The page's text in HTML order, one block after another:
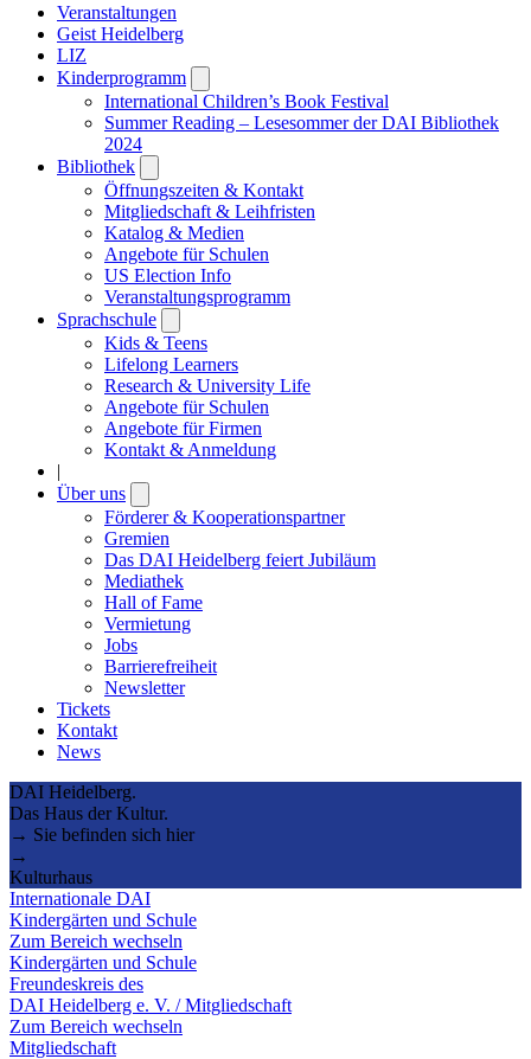
Veranstaltungen
Geist Heidelberg
LIZ
Kinderprogramm
submenu
International Children’s Book Festival
Summer Reading – Lesesommer der DAI Bibliothek
2024
Bibliothek
submenu
Öffnungszeiten & Kontakt
Mitgliedschaft & Leihfristen
Katalog & Medien
Angebote für Schulen
US Election Info
Veranstaltungsprogramm
Sprachschule
submenu
Kids & Teens
Lifelong Learners
Research & University Life
Angebote für Schulen
Angebote für Firmen
Kontakt & Anmeldung
|
Über uns
submenu
Förderer & Kooperationspartner
Gremien
Das DAI Heidelberg feiert Jubiläum
Mediathek
Hall of Fame
Vermietung
Jobs
Barrierefreiheit
Newsletter
Tickets
Kontakt
News
DAI Heidelberg.
Das Haus der Kultur.
→ Sie befinden sich hier
→
Kulturhaus
Internationale DAI
Kindergärten und Schule
Zum Bereich wechseln
Kindergärten und Schule
Freundeskreis des
DAI Heidelberg e. V. / Mitgliedschaft
Zum Bereich wechseln
Mitgliedschaft